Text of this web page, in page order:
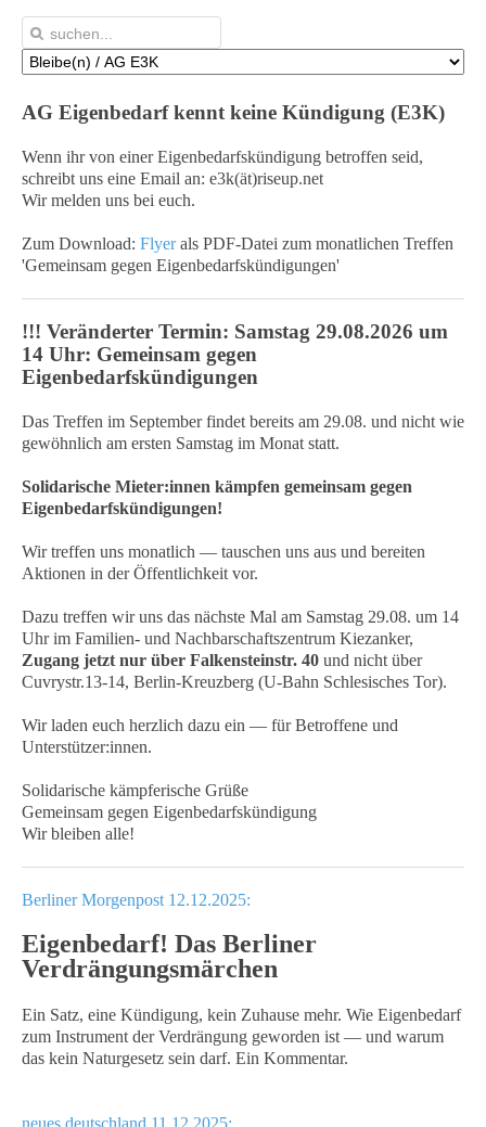
AG Eigenbedarf kennt keine Kündigung (E3K)
Wenn ihr von einer Eigenbedarfskündigung betroffen seid,
schreibt uns eine Email an: e3k(ät)riseup.net
Wir melden uns bei euch.
Zum Download: Flyerals PDF-Datei zum monatlichen Treffen
'Gemeinsam gegen Eigenbedarfskündigungen'
!!! Veränderter Termin: Samstag 29.08.2026 um
14 Uhr: Gemeinsam gegen
Eigenbedarfskündigungen
Das Treffen im September findet bereits am 29.08. und nicht wie
gewöhnlich am ersten Samstag im Monat statt.
Solidarische Mieter:innen kämpfen gemeinsam gegen
Eigenbedarfskündigungen!
Wir treffen uns monatlich — tauschen uns aus und bereiten
Aktionen in der Öffentlichkeit vor.
Dazu treffen wir uns das nächste Mal am Samstag 29.08. um 14
Uhr im Familien- und Nachbarschaftszentrum Kiezanker,
Zugang jetzt nur über Falkensteinstr. 40 und nicht über
Cuvrystr.13-14, Berlin-Kreuzberg (U-Bahn Schlesisches Tor).
Wir laden euch herzlich dazu ein — für Betroffene und
Unterstützer:innen.
Solidarische kämpferische Grüße
Gemeinsam gegen Eigenbedarfskündigung
Wir bleiben alle!
Berliner Morgenpost 12.12.2025:
Eigenbedarf! Das Berliner
Verdrängungsmärchen
Ein Satz, eine Kündigung, kein Zuhause mehr. Wie Eigenbedarf
zum Instrument der Verdrängung geworden ist — und warum
das kein Naturgesetz sein darf. Ein Kommentar.
neues deutschland 11.12.2025: